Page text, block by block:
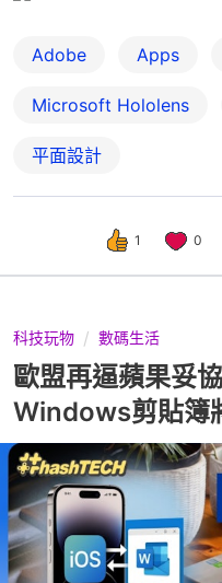
Adobe Apps
Microsoft Hololens
平面設計
1 0
科技玩物 數碼生活
歐盟再逼蘋果妥
Windows剪貼簿